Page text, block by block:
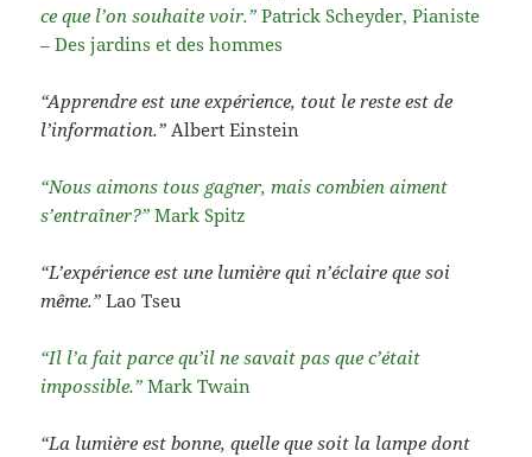
ce que l’on souhaite voir.” Patrick Scheyder, Pianiste
– Des jardins et des hommes
“Apprendre est une expérience, tout le reste est de
l’information.” Albert Einstein
“Nous aimons tous gagner, mais combien aiment
s’entraîner?” Mark Spitz
“L’expérience est une lumière qui n’éclaire que soi
même.” Lao Tseu
“Il l’a fait parce qu’il ne savait pas que c’était
impossible.” Mark Twain
“La lumière est bonne, quelle que soit la lampe dont